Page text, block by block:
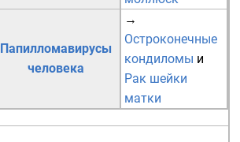
Папилломавирусы
человека
→
Остроконечные
кондиломы и
Рак шейки
матки